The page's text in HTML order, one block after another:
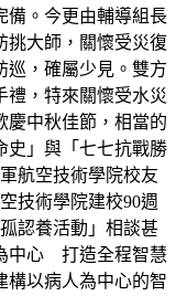
備。今更由輔導組長
挑大師，關懷受災復
巡，確屬少見。雙方
禮，特來關懷受水災
慶中秋佳節，相當的
史」與「七七抗戰勝
航空技術學院校友
技術學院建校90週
認養活動」相談甚
中心 打造全程智慧
構以病人為中心的智